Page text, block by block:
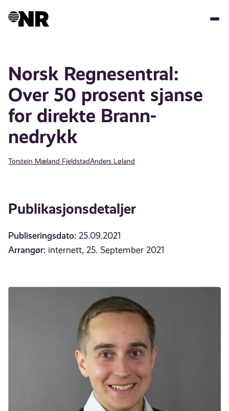
Norsk Regnesentral:
Over 50 prosent sjanse
for direkte Brann-
nedrykk
Torstein Mæland FjeldstadAnders Løland
Publikasjonsdetaljer
Publiseringsdato: 25.09.2021
Arrangør: internett, 25. September 2021